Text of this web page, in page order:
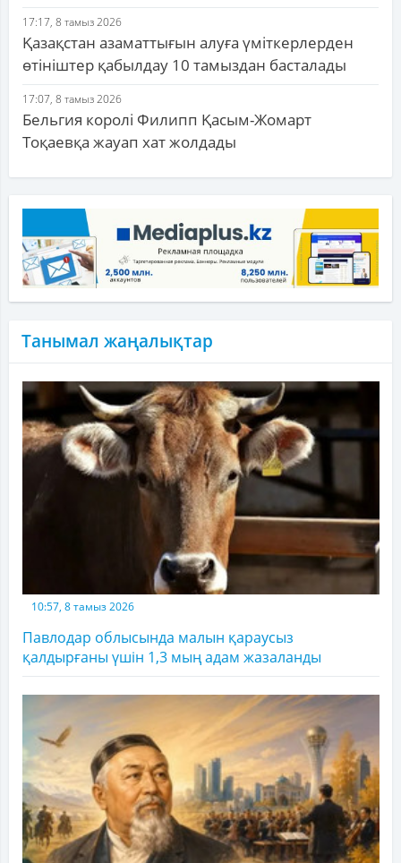
17:17, 8 тамыз 2026
Қазақстан азаматтығын алуға үміткерлерден
өтініштер қабылдау 10 тамыздан басталады
17:07, 8 тамыз 2026
Бельгия королі Филипп Қасым-Жомарт
Тоқаевқа жауап хат жолдады
Танымал жаңалықтар
10:57, 8 тамыз 2026
Павлодар облысында малын қараусыз
қалдырғаны үшін 1,3 мың адам жазаланды